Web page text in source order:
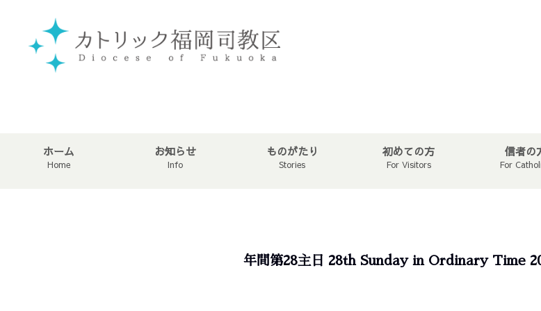
ホーム
Home
お知らせ
Info
ものがたり
Stories
初めての方
For Visitors
信者の
For
年間第28主日 28th Sunday in Ordinary Time